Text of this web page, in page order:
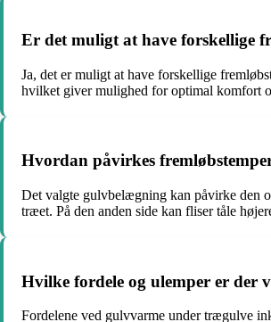
Er det muligt at have forskellige
Ja, det er muligt at have forskellige
hvilket giver mulighed for optimal komfort
Hvordan påvirkes
Det valgte gulvbelægning kan påvirke den
træet. På den anden side kan fliser tåle
Hvilke fordele og ulemper er der
Fordelene ved gulvvarme under trægulve